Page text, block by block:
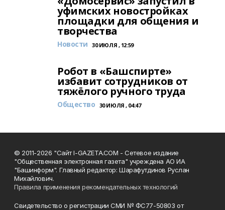
уфимских новостройках
площадки для общения и
творчества
Новости 30 ИЮЛЯ , 12:59
Робот в «Башспирте»
избавит сотрудников от
тяжёлого ручного труда
Общество 30 ИЮЛЯ , 04:47
© 2011-2026 "Сайт I-GAZETA.COM - Сетевое издание
"Общественная электронная газета" учреждена АО ИА
"Башинформ". Главный редактор: Шарафутдинов Руслан
Михайлович.
Правила применения рекомендательных технологий
Свидетельство о регистрации СМИ № ФС77-50803 от